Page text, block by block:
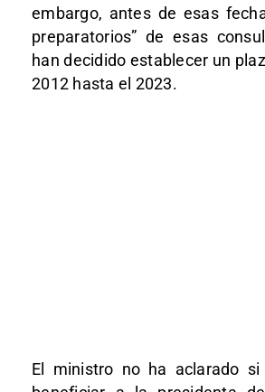
embargo, antes de esas
preparatorios” de esas
han decidido establecer un
2012 hasta el 2023.
El ministro no ha aclarado